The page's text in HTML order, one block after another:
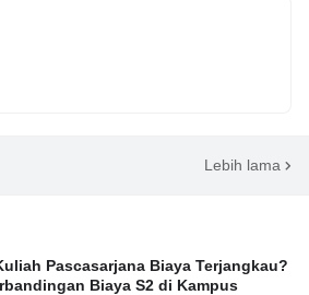
Lebih lama
Pascasarjana Biaya Terjangkau?
Biaya S2 di Kampus